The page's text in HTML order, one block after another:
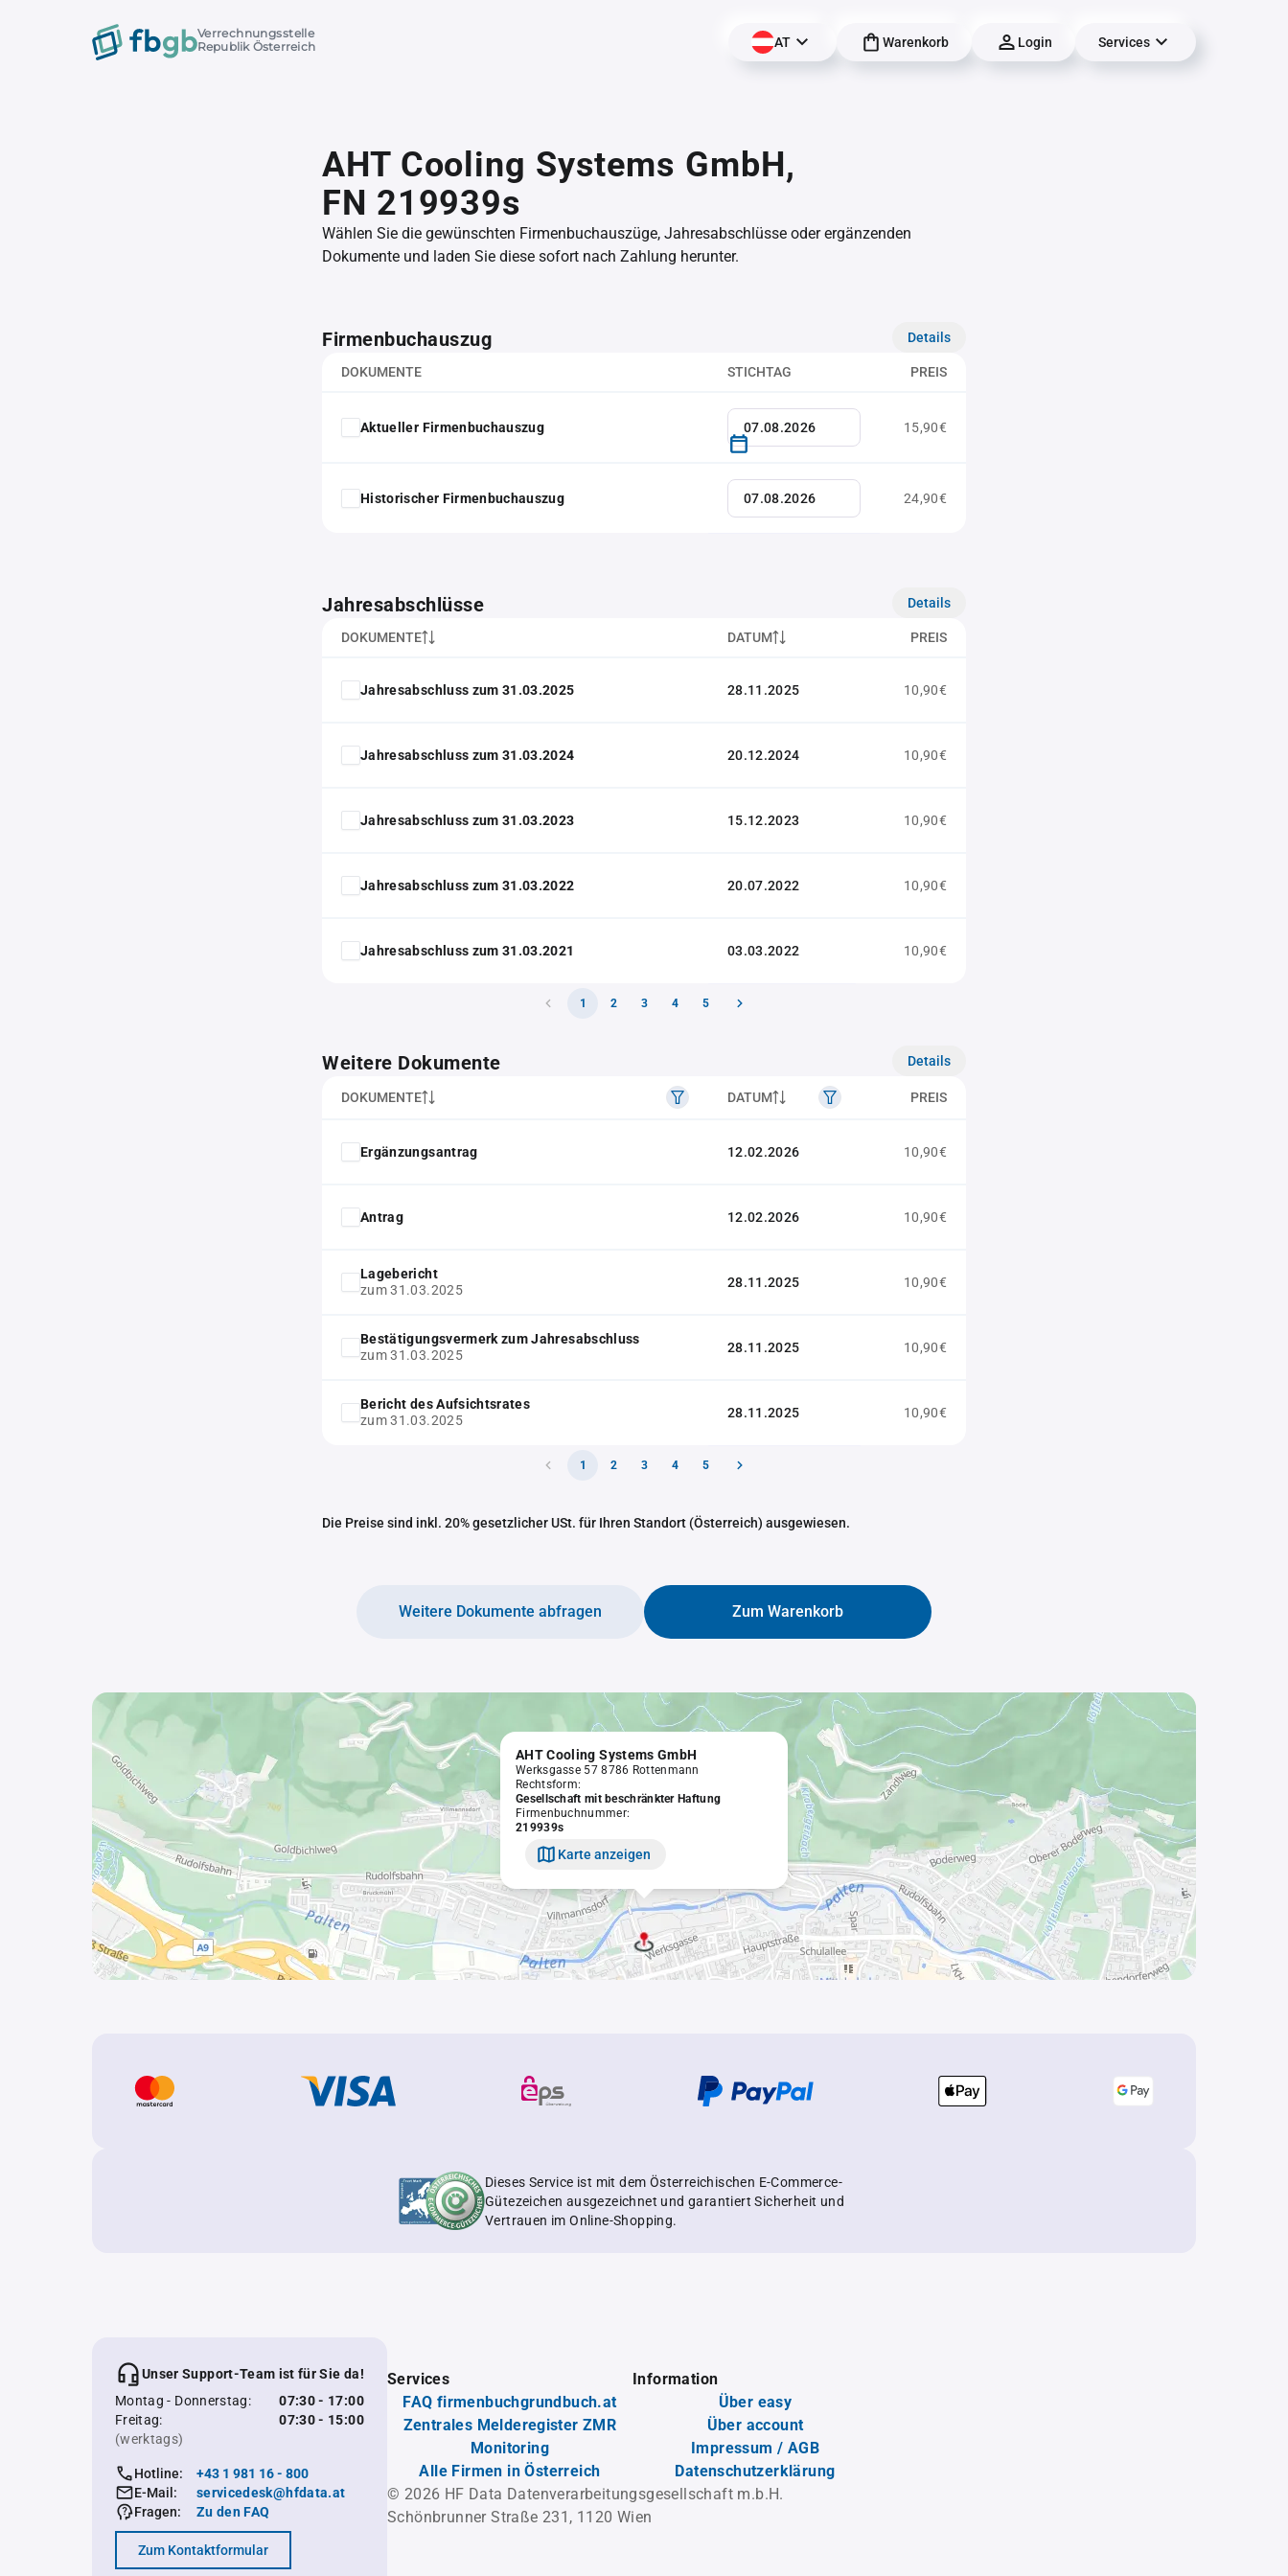
Verrechnungsstelle
Republik Österreich
AT Warenkorb Login Services
AHT Cooling Systems GmbH,
FN 219939s
Wählen Sie die gewünschten Firmenbuchauszüge, Jahresabschlüsse oder ergänzenden
Dokumente und laden Sie diese sofort nach Zahlung herunter.
Firmenbuchauszug Details
DOKUMENTE STICHTAG PREIS
Aktueller Firmenbuchauszug 15,90€
Historischer Firmenbuchauszug 24,90€
Jahresabschlüsse Details
DOKUMENTE DATUM PREIS
Jahresabschluss zum 31.03.2025 28.11.2025 10,90€
Jahresabschluss zum 31.03.2024 20.12.2024 10,90€
Jahresabschluss zum 31.03.2023 15.12.2023 10,90€
Jahresabschluss zum 31.03.2022 20.07.2022 10,90€
Jahresabschluss zum 31.03.2021 03.03.2022 10,90€
1 2 3 4 5
Weitere Dokumente Details
DOKUMENTE DATUM PREIS
Ergänzungsantrag 12.02.2026 10,90€
Antrag 12.02.2026 10,90€
Lagebericht
zum 31.03.2025
28.11.2025 10,90€
Bestätigungsvermerk zum Jahresabschluss
zum 31.03.2025
28.11.2025 10,90€
Bericht des Aufsichtsrates
zum 31.03.2025
28.11.2025 10,90€
1 2 3 4 5
Die Preise sind inkl. 20% gesetzlicher USt. für Ihren Standort (Österreich) ausgewiesen.
Zum Warenkorb
Weitere Dokumente abfragen
AHT Cooling Systems GmbH
Werksgasse 57 8786 Rottenmann
Rechtsform:
Gesellschaft mit beschränkter Haftung
Firmenbuchnummer:
219939s
Karte anzeigen
Dieses Service ist mit dem Österreichischen E-Commerce-
Gütezeichen ausgezeichnet und garantiert Sicherheit und
Vertrauen im Online-Shopping.
Unser Support-Team ist für Sie da!
Montag - Donnerstag:
07:30 - 17:00
Freitag:
07:30 - 15:00
(werktags)
Hotline:
+43 1 981 16 - 800
E-Mail:
servicedesk@hfdata.at
Fragen:
Zu den FAQ
Zum Kontaktformular
Services
FAQ firmenbuchgrundbuch.at
Zentrales Melderegister ZMR
Monitoring
Alle Firmen in Österreich
Information
Über easy
Über account
Impressum / AGB
Datenschutzerklärung
© 2026 HF Data Datenverarbeitungsgesellschaft m.b.H.
Schönbrunner Straße 231, 1120 Wien